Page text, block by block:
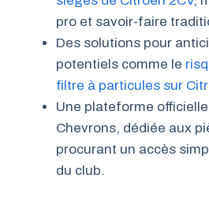
pro et savoir-faire
Des solutions pour
potentiels comme le
filtre à particules sur
Une plateforme
Chevrons, dédiée aux
procurant un accès
du club.